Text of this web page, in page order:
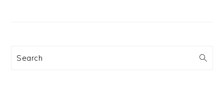
Search